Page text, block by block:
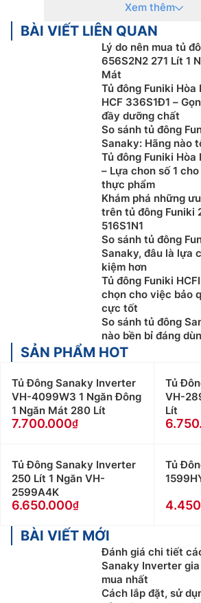
Thanh toán khi mua Tủ Đông
bằng tiền mặt, Sec hoặc chuyển
Để được tư vấn miễn phí, hỗ trợ
dẫn sử dụng quý khách hàng
Khách hàng là nhà thầu, Xây
muốn hỗ trợ về thiết kế, tư vấn
như cần kỹ thuật viên thi công
trình vui lòng Liên Hệ:
Khách hàng ở Khu vực Ninh
hệ: 0912339019
Khách hàng ở Khu vực Vĩnh
hệ: 0982067318
Khách hàng ở Khu vực Lạng
hệ: 0983666996
Khách hàng ở Khu vực Thanh
hệ: 0983666996
Khách hàng ở Khu vực Bắc
hệ: 0983666996
Xem thêm
BÀI VIẾT LIÊN QUAN
Lý do nên mua tủ
656S2N2 271 Lít 1
Mát
Tủ đông Funiki Hòa
HCF 336S1Đ1 –
đầy dưỡng chất
So sánh tủ đông
Sanaky: Hãng nào
Tủ đông Funiki Hòa
– Lựa chon số 1
thực phẩm
Khám phá những
trên tủ đông Funiki
516S1N1
So sánh tủ đông
Sanaky, đâu là lựa
kiệm hơn
Tủ đông Funiki
chọn cho việc bảo
cực tốt
So sánh tủ đông
nào bền bỉ đáng
SẢN PHẨM HOT
Tủ Đông Sanaky Inverter
VH-4099W3 1 Ngăn Đông
1 Ngăn Mát 280 Lít
7.700.000
Tủ
VH-
Lít
Tủ Đông Sanaky Inverter
250 Lít 1 Ngăn VH-
2599A4K
6.650.000
Tủ
BÀI VIẾT MỚI
Đánh giá chi tiết
Sanaky Inverter
mua nhất
Cách lắp đặt, sử